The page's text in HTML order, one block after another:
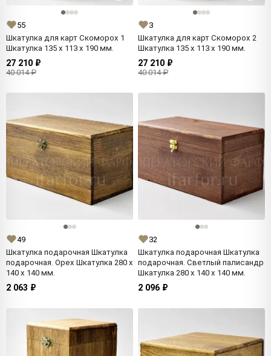
55
Шкатулка для карт Скоморох 1
Шкатулка 135 x 113 x 190 мм.
27 210 ₽
40 014 ₽
3
Шкатулка для карт Скоморох 2
Шкатулка 135 x 113 x 190 мм.
27 210 ₽
40 014 ₽
49
Шкатулка подарочная Шкатулка
подарочная. Орех Шкатулка 280 x
140 x 140 мм.
2 063 ₽
32
Шкатулка подарочная Шкатулка
подарочная. Светлый палисандр
Шкатулка 280 x 140 x 140 мм.
2 096 ₽